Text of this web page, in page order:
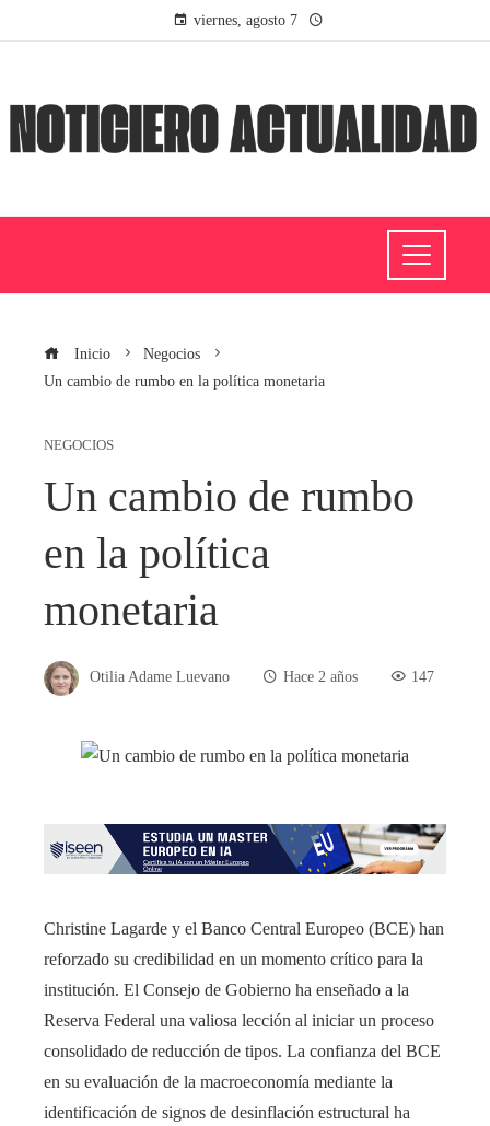
viernes, agosto 7
Inicio
Negocios
Un cambio de rumbo en la política monetaria
NEGOCIOS
Un cambio de rumbo
en la política
monetaria
Otilia Adame Luevano Hace 2 años 147
Christine Lagarde y el Banco Central Europeo (BCE) han
reforzado su credibilidad en un momento crítico para la
institución. El Consejo de Gobierno ha enseñado a la
Reserva Federal una valiosa lección al iniciar un proceso
consolidado de reducción de tipos. La confianza del BCE
en su evaluación de la macroeconomía mediante la
identificación de signos de desinflación estructural ha